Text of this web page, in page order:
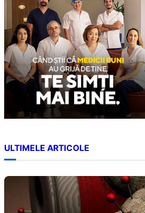
ULTIMELE ARTICOLE